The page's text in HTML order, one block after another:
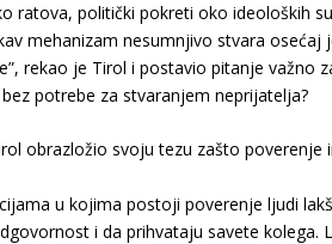
ratova, politički pokreti oko ideoloških
mehanizam nesumnjivo stvara
rekao je Tirol i postavio pitanje važno
potrebe za stvaranjem neprijatelja?
obrazložio svoju tezu zašto poverenje
u kojima postoji poverenje ljudi
i da prihvataju savete kolega.